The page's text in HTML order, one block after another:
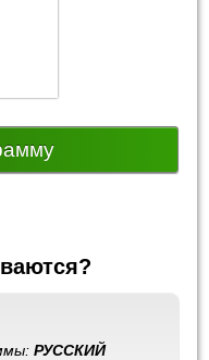
РУССКИЙ